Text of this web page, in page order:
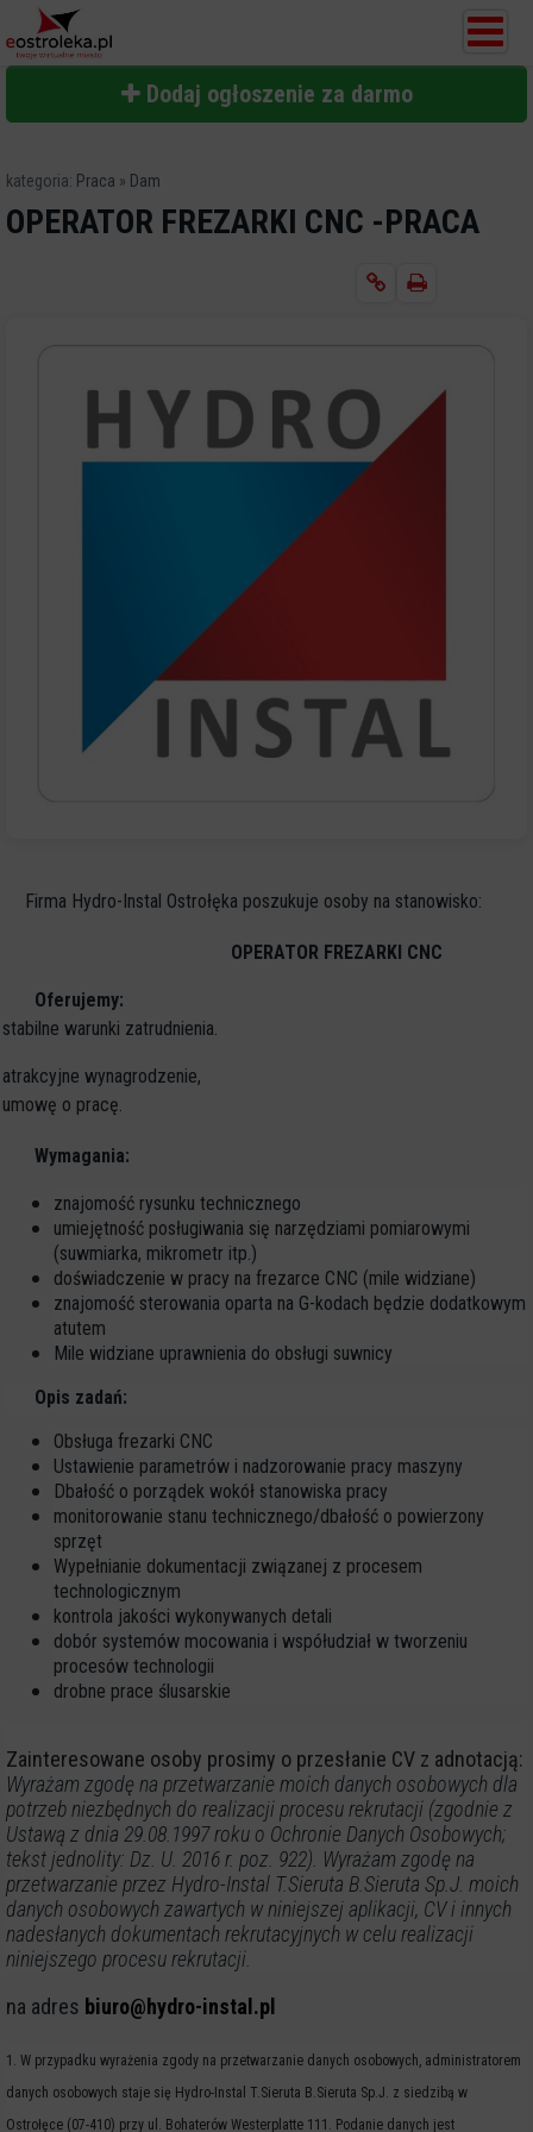
Dodaj ogłoszenie za darmo
kategoria: Praca » Dam
OPERATOR FREZARKI CNC -PRACA
Firma Hydro-Instal Ostrołęka poszukuje osoby na stanowisko:
OPERATOR FREZARKI CNC
Oferujemy:
stabilne warunki zatrudnienia.
atrakcyjne wynagrodzenie,
umowę o pracę.
Wymagania:
znajomość rysunku technicznego
umiejętność posługiwania się narzędziami pomiarowymi
(suwmiarka, mikrometr itp.)
doświadczenie w pracy na frezarce CNC (mile widziane)
znajomość sterowania oparta na G-kodach będzie dodatkowym
atutem
Mile widziane uprawnienia do obsługi suwnicy
Opis zadań:
Obsługa frezarki CNC
Ustawienie parametrów i nadzorowanie pracy maszyny
Dbałość o porządek wokół stanowiska pracy
monitorowanie stanu technicznego/dbałość o powierzony
sprzęt
Wypełnianie dokumentacji związanej z procesem
technologicznym
kontrola jakości wykonywanych detali
dobór systemów mocowania i współudział w tworzeniu
procesów technologii
drobne prace ślusarskie
Zainteresowane osoby prosimy o przesłanie CV z adnotacją:
Wyrażam zgodę na przetwarzanie moich danych osobowych dla
potrzeb niezbędnych do realizacji procesu rekrutacji (zgodnie z
Ustawą z dnia 29.08.1997 roku o Ochronie Danych Osobowych;
tekst jednolity: Dz. U. 2016 r. poz. 922). Wyrażam zgodę na
przetwarzanie przez Hydro-Instal T.Sieruta B.Sieruta Sp.J. moich
danych osobowych zawartych w niniejszej aplikacji, CV i innych
nadesłanych dokumentach rekrutacyjnych w celu realizacji
niniejszego procesu rekrutacji.
na adres biuro@hydro-instal.pl
1. W przypadku wyrażenia zgody na przetwarzanie danych osobowych, administratorem
danych osobowych staje się Hydro-Instal T.Sieruta B.Sieruta Sp.J. z siedzibą w
Ostrołęce (07-410) przy ul. Bohaterów Westerplatte 111. Podanie danych jest